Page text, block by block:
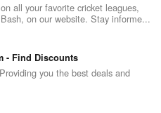
all your favorite cricket leagues,
on our website. Stay informe...
- Find Discounts
you the best deals and